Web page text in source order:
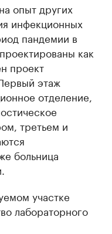
опыт других
инфекционных
пандемии в
как
проект
этаж
отделение,
третьем и
больница
участке
лабораторного